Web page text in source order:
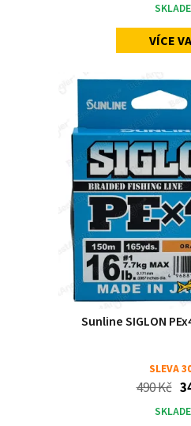
VÍCE
Sunline SIGLON
SLEVA
490 Kč